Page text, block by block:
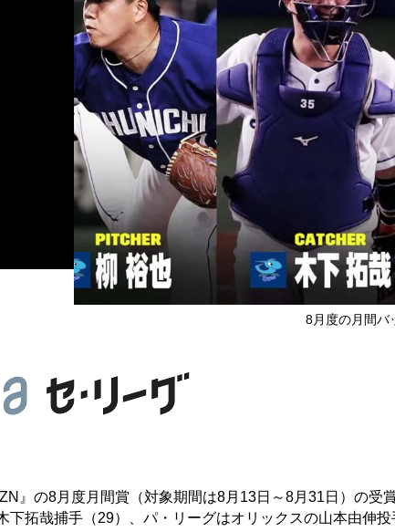
8月度の月間バ
』の8月度月間賞（対象期間は8月13日～8月31日）の受
拓哉捕手（29）、パ・リーグはオリックスの山本由伸